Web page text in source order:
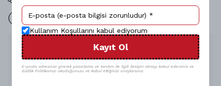
15 gün içinde iade
Ürün Açıklaması
Rom&nd Zero Velvet Tint likit ruj ile hafif ve uzun süre kalici
bir Kore makyaji deneyimi sizi bekliyor. Birbirinden farkli ve
özel renk seçenekleri ile kullanicilara sunulan Zero Velvet Tint
Kullanım Koşullarını kabul ediyorum
Kayıt Ol
E-posta adresinizi girerek pazarlama ve tanıtım ile ilgili iletişim almayı kabul edersiniz ve
Gizlilik Politikamızı okuduğunuzu ve kabul ettiğinizi onaylarsınız.